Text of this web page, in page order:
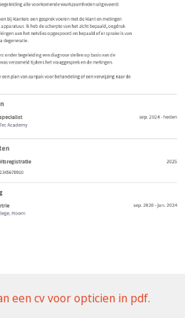
een cv voor opticien in pdf.